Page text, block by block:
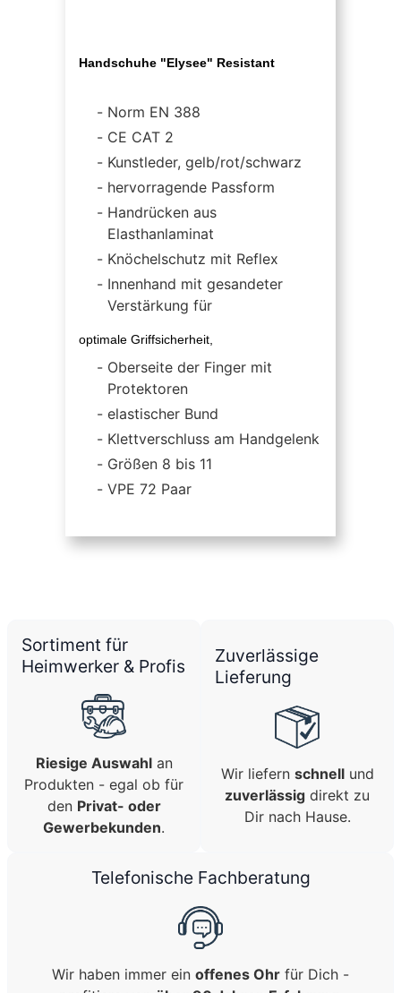
Handschuhe "Elysee" Resistant
Norm EN 388
CE CAT 2
Kunstleder, gelb/rot/schwarz
hervorragende Passform
Handrücken aus
Elasthanlaminat
Knöchelschutz mit Reflex
Innenhand mit gesandeter
Verstärkung für
optimale Griffsicherheit,
Oberseite der Finger mit
Protektoren
elastischer Bund
Klettverschluss am Handgelenk
Größen 8 bis 11
VPE 72 Paar
Sortiment für
Heimwerker & Profis
Riesige Auswahlan
Produkten - egal ob für
den Privat- oder
Gewerbekunden.
Zuverlässige
Lieferung
Wir liefern schnellund
zuverlässig direkt zu
Dir nach Hause.
Telefonische Fachberatung
Wir haben immer ein offenes Ohr für Dich -